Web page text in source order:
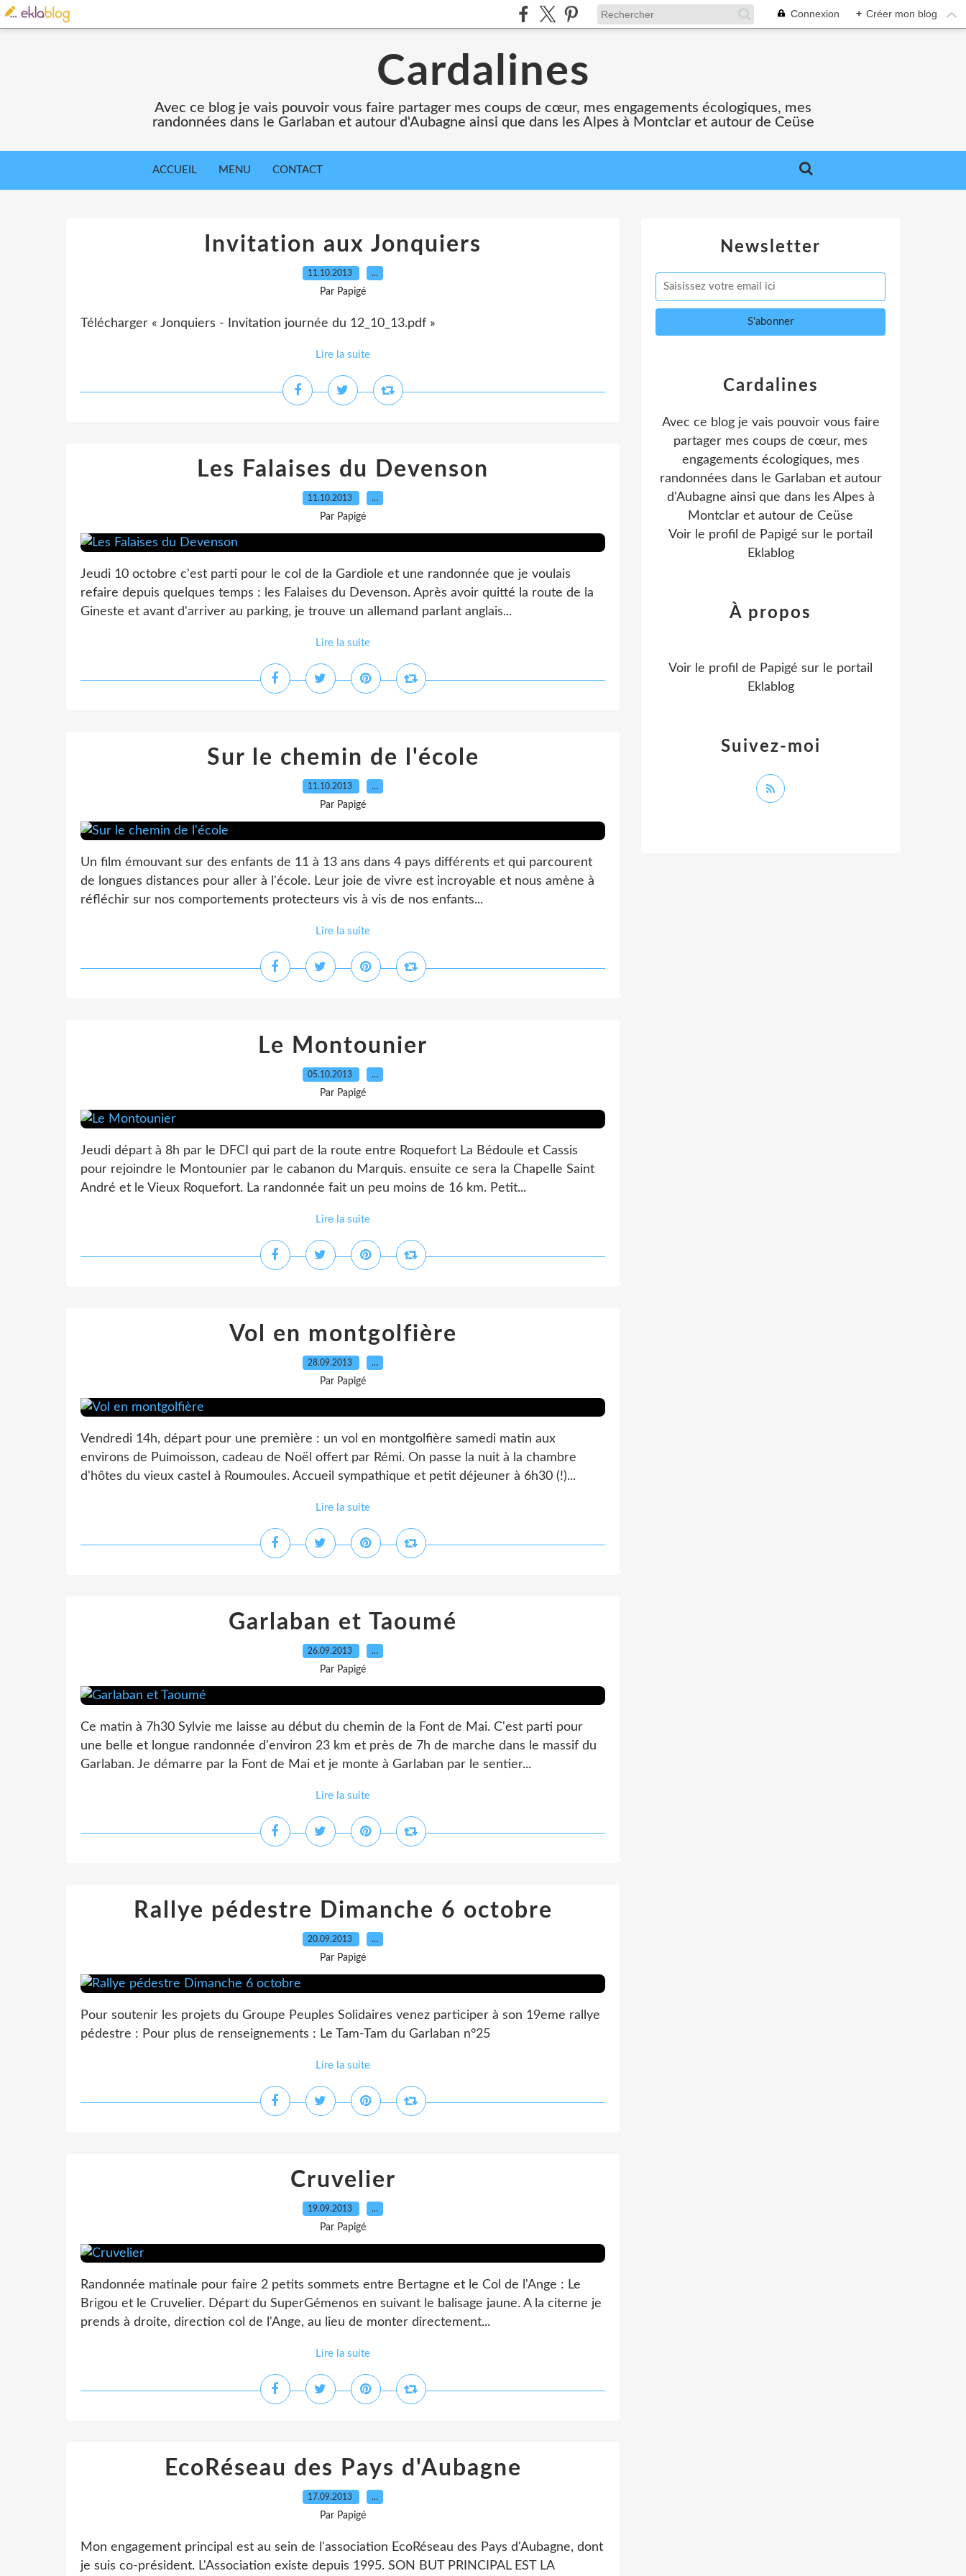
Connexion + Créer mon blog
Cardalines
Avec ce blog je vais pouvoir vous faire partager mes coups de cœur, mes engagements écologiques, mes
randonnées dans le Garlaban et autour d'Aubagne ainsi que dans les Alpes à Montclar et autour de Ceüse
ACCUEIL MENU CONTACT
Invitation aux Jonquiers
11.10.2013 …
Par Papigé
Télécharger « Jonquiers - Invitation journée du 12_10_13.pdf »
Lire la suite
Les Falaises du Devenson
11.10.2013 …
Par Papigé
Jeudi 10 octobre c'est parti pour le col de la Gardiole et une randonnée que je voulais
refaire depuis quelques temps : les Falaises du Devenson. Après avoir quitté la route de la
Gineste et avant d'arriver au parking, je trouve un allemand parlant anglais...
Lire la suite
Sur le chemin de l'école
11.10.2013 …
Par Papigé
Un film émouvant sur des enfants de 11 à 13 ans dans 4 pays différents et qui parcourent
de longues distances pour aller à l'école. Leur joie de vivre est incroyable et nous amène à
réfléchir sur nos comportements protecteurs vis à vis de nos enfants...
Lire la suite
Le Montounier
05.10.2013 …
Par Papigé
Jeudi départ à 8h par le DFCI qui part de la route entre Roquefort La Bédoule et Cassis
pour rejoindre le Montounier par le cabanon du Marquis. ensuite ce sera la Chapelle Saint
André et le Vieux Roquefort. La randonnée fait un peu moins de 16 km. Petit...
Lire la suite
Vol en montgolfière
28.09.2013 …
Par Papigé
Vendredi 14h, départ pour une première : un vol en montgolfière samedi matin aux
environs de Puimoisson, cadeau de Noël offert par Rémi. On passe la nuit à la chambre
d'hôtes du vieux castel à Roumoules. Accueil sympathique et petit déjeuner à 6h30 (!)...
Lire la suite
Garlaban et Taoumé
26.09.2013 …
Par Papigé
Ce matin à 7h30 Sylvie me laisse au début du chemin de la Font de Mai. C'est parti pour
une belle et longue randonnée d'environ 23 km et près de 7h de marche dans le massif du
Garlaban. Je démarre par la Font de Mai et je monte à Garlaban par le sentier...
Lire la suite
Rallye pédestre Dimanche 6 octobre
20.09.2013 …
Par Papigé
Pour soutenir les projets du Groupe Peuples Solidaires venez participer à son 19eme rallye
pédestre : Pour plus de renseignements : Le Tam-Tam du Garlaban n°25
Lire la suite
Cruvelier
19.09.2013 …
Par Papigé
Randonnée matinale pour faire 2 petits sommets entre Bertagne et le Col de l'Ange : Le
Brigou et le Cruvelier. Départ du SuperGémenos en suivant le balisage jaune. A la citerne je
prends à droite, direction col de l'Ange, au lieu de monter directement...
Lire la suite
EcoRéseau des Pays d'Aubagne
17.09.2013 …
Par Papigé
Mon engagement principal est au sein de l'association EcoRéseau des Pays d'Aubagne, dont
je suis co-président. L'Association existe depuis 1995. SON BUT PRINCIPAL EST LA
Newsletter
Cardalines
Avec ce blog je vais pouvoir vous faire
partager mes coups de cœur, mes
engagements écologiques, mes
randonnées dans le Garlaban et autour
d'Aubagne ainsi que dans les Alpes à
Montclar et autour de Ceüse
Voir le profil de Papigé sur le portail
Eklablog
Suivez-moi
À propos
Voir le profil de Papigé sur le portail
Eklablog